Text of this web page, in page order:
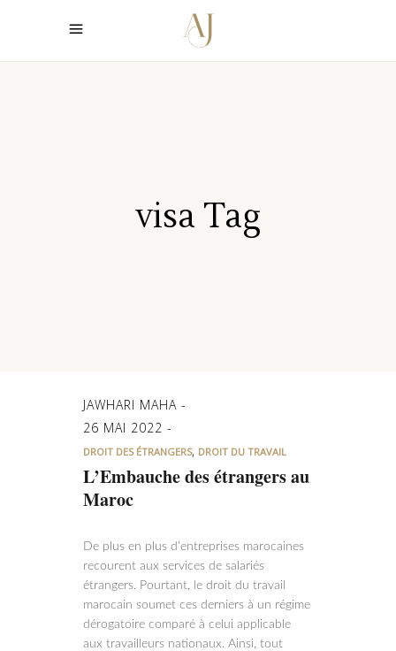
visa Tag
JAWHARI MAHA
26 MAI 2022
DROIT DES ÉTRANGERS, DROIT DU TRAVAIL
L’Embauche des étrangers au
Maroc
De plus en plus d’entreprises marocaines
recourent aux services de salariés
étrangers. Pourtant, le droit du travail
marocain soumet ces derniers à un régime
dérogatoire comparé à celui applicable
aux travailleurs nationaux. Ainsi, tout